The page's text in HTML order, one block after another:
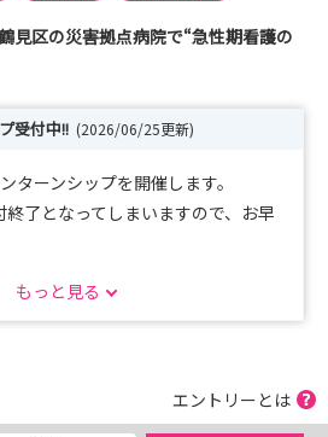
見区の災害拠点病院で“急性期看護の
受付中!! (2026/06/25更新)
ターンシップを開催します。
了となってしまいますので、お早
日）予約も随時受付しています!
、当院リクルートサイトをご覧くだ
もっと見る
エントリーとは